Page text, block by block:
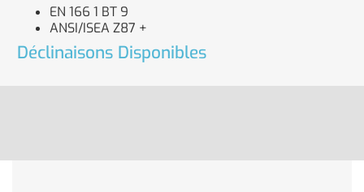
EN 166 1 BT 9
ANSI/ISEA Z87 +
Déclinaisons Disponibles